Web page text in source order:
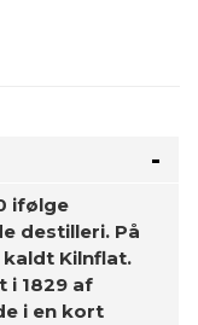
ifølge
destilleri. På
Kilnflat.
i 1829 af
i en kort